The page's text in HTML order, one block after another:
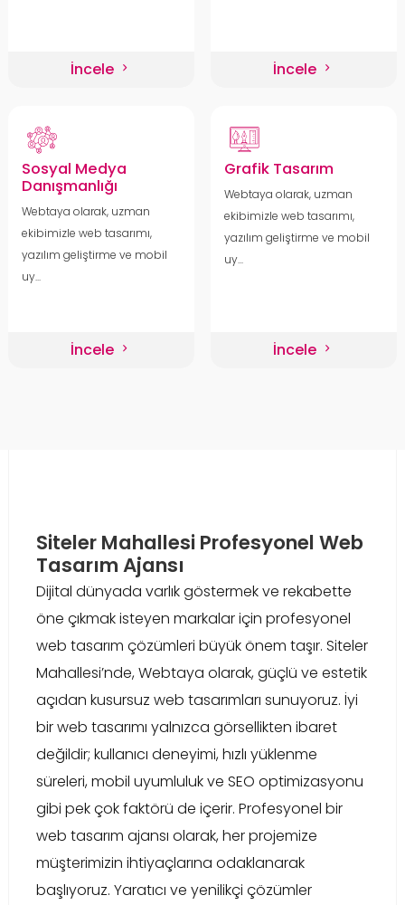
İncele İncele
Sosyal Medya
Danışmanlığı
Webtaya olarak, uzman
ekibimizle web tasarımı,
yazılım geliştirme ve mobil
uy...
İncele
Grafik Tasarım
Webtaya olarak, uzman
ekibimizle web tasarımı,
yazılım geliştirme ve mobil
uy...
İncele
Siteler Mahallesi Profesyonel Web
Tasarım Ajansı
Dijital dünyada varlık göstermek ve rekabette
öne çıkmak isteyen markalar için profesyonel
web tasarım çözümleri büyük önem taşır. Siteler
Mahallesi’nde, Webtaya olarak, güçlü ve estetik
açıdan kusursuz web tasarımları sunuyoruz. İyi
bir web tasarımı yalnızca görsellikten ibaret
değildir; kullanıcı deneyimi, hızlı yüklenme
süreleri, mobil uyumluluk ve SEO optimizasyonu
gibi pek çok faktörü de içerir. Profesyonel bir
web tasarım ajansı olarak, her projemize
müşterimizin ihtiyaçlarına odaklanarak
başlıyoruz. Yaratıcı ve yenilikçi çözümler